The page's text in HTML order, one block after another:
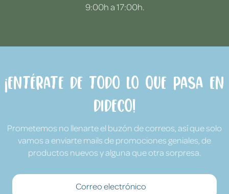
9:00h a 17:00h.
¡Entérate de todo lo que pasa en
Dideco!
Prometemos no llenarte el buzón de correos, así que solo
vamos a enviarte mails de promociones geniales, de
productos nuevos y alguna que otra sorpresa.